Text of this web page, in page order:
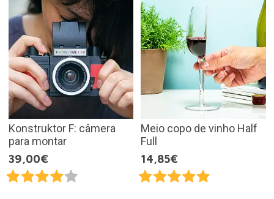
Konstruktor F: câmera
para montar
39,00€
Meio copo de vinho Half
Full
14,85€